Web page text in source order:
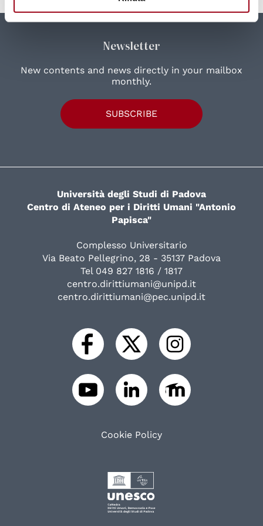
Newsletter
New contents and news directly in your mailbox
monthly.
SUBSCRIBE
Università degli Studi di Padova
Centro di Ateneo per i Diritti Umani "Antonio
Papisca"
Complesso Universitario
Via Beato Pellegrino, 28 - 35137 Padova
Tel 049 827 1816 / 1817
centro.dirittiumani@unipd.it
centro.dirittiumani@pec.unipd.it
Cookie Policy